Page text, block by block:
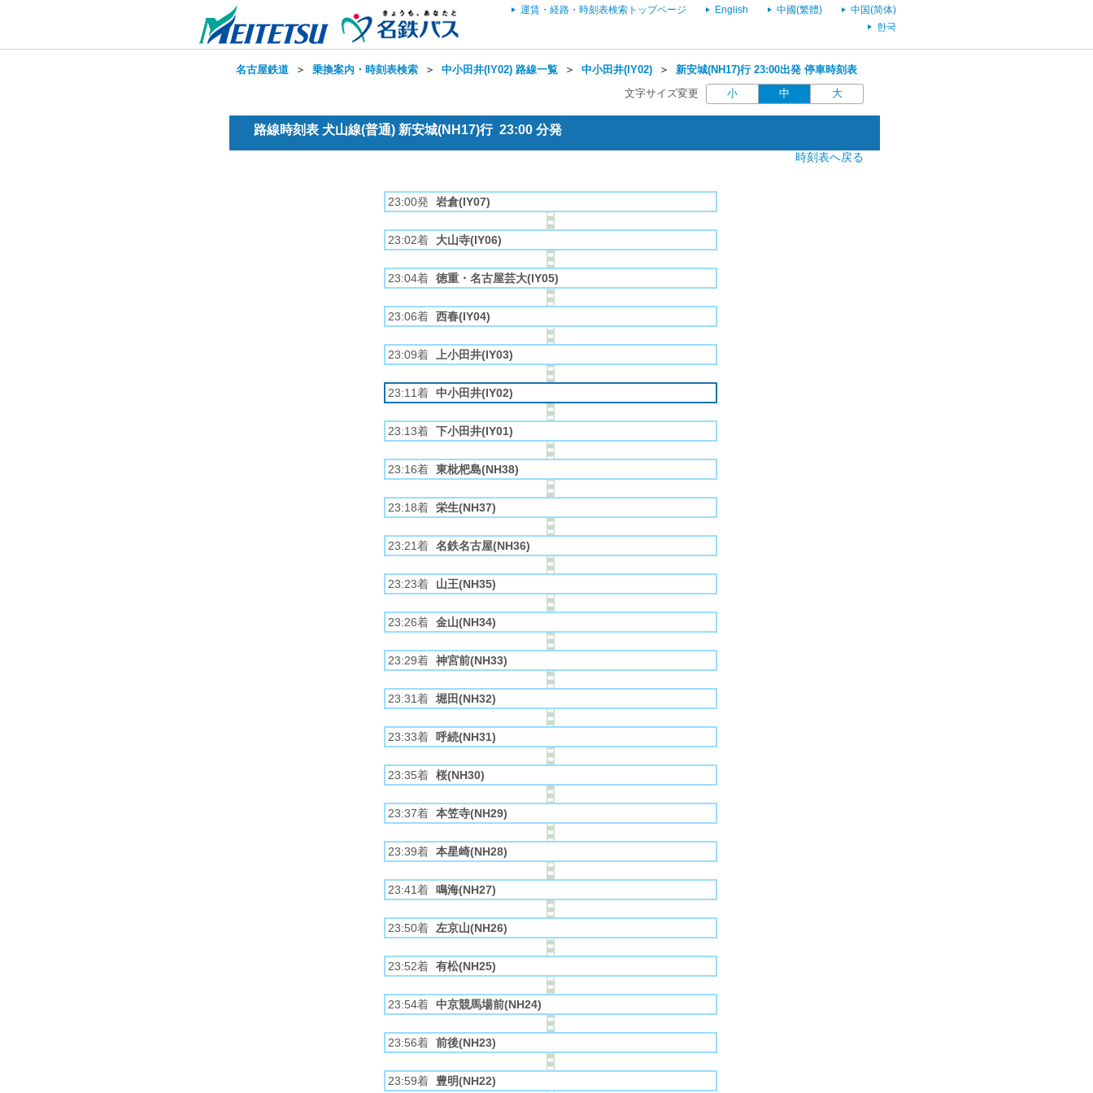
運賃・経路・時刻表検索トップページ English 中國(繁體)
中国(简体)
한국
名古屋鉄道 ＞ 乗換案内・時刻表検索 ＞ 中小田井(IY02) 路線一覧 ＞ 中小田井(IY02) ＞ 新安城(NH17)行 23:00出発 停車時刻表
文字サイズ変更 小 中 大
路線時刻表 犬山線(普通) 新安城(NH17)行 23:00 分発
時刻表へ戻る
23:00発 岩倉(IY07)
23:02着 大山寺(IY06)
23:04着 徳重・名古屋芸大(IY05)
23:06着 西春(IY04)
23:09着 上小田井(IY03)
23:11着 中小田井(IY02)
23:13着 下小田井(IY01)
23:16着 東枇杷島(NH38)
23:18着 栄生(NH37)
23:21着 名鉄名古屋(NH36)
23:23着 山王(NH35)
23:26着 金山(NH34)
23:29着 神宮前(NH33)
23:31着 堀田(NH32)
23:33着 呼続(NH31)
23:35着 桜(NH30)
23:37着 本笠寺(NH29)
23:39着 本星崎(NH28)
23:41着 鳴海(NH27)
23:50着 左京山(NH26)
23:52着 有松(NH25)
23:54着 中京競馬場前(NH24)
23:56着 前後(NH23)
23:59着 豊明(NH22)